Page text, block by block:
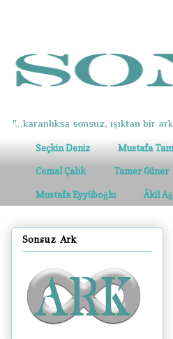
"...karanlıksa sonsuz, ışıktan bir
Seçkin Deniz Mustafa
Cemal Çalık Tamer Güner
Mustafa Eyyüboğlu Âkil
Sonsuz Ark